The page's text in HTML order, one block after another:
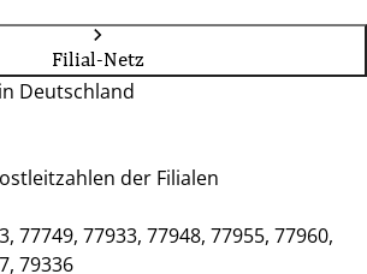
Filial-Netz
Deutschland
der Filialen
77749, 77933, 77948, 77955, 77960,
79336